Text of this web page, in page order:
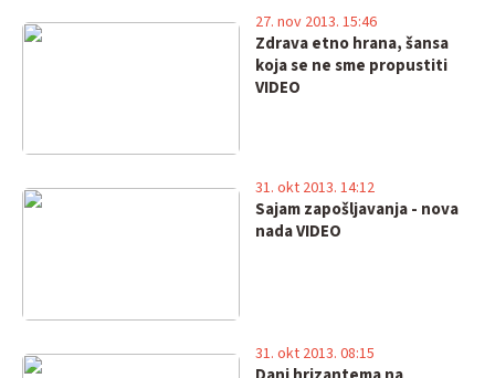
Zdrava etno hrana, šansa
koja se ne sme propustiti
VIDEO
27. nov 2013. 15:46
Sajam zapošljavanja - nova
nada VIDEO
31. okt 2013. 14:12
31. okt 2013. 08:15